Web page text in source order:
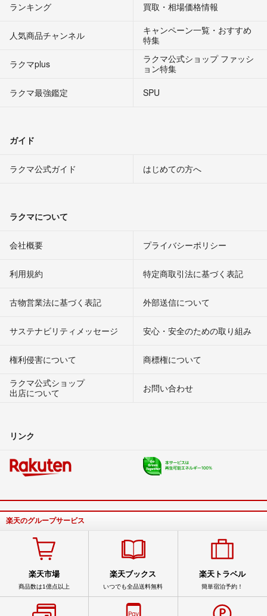
ランキング 買取・相場価格情報
人気商品チャンネル
キャンペーン一覧・おすすめ
特集
ラクマplus
ラクマ公式ショップ ファッシ
ョン特集
ラクマ最強鑑定
SPU
ガイド
ラクマ公式ガイド はじめての方へ
ラクマについて
会社概要 プライバシーポリシー
利用規約 特定商取引法に基づく表記
古物営業法に基づく表記 外部送信について
サステナビリティメッセージ 安心・安全のための取り組み
権利侵害について
商標権について
ラクマ公式ショップ
出店について
お問い合わせ
リンク
楽天のグループサービス
楽天市場
商品数は1億点以上
楽天ブックス
いつでも全品送料無料
楽天トラベル
簡単宿泊予約！